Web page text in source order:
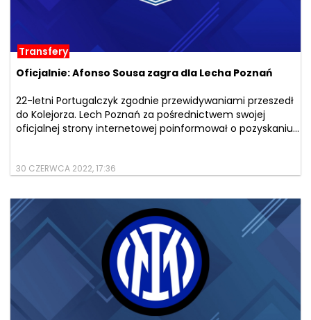
Transfery
Oficjalnie: Afonso Sousa zagra dla Lecha Poznań
22-letni Portugalczyk zgodnie przewidywaniami przeszedł
do Kolejorza. Lech Poznań za pośrednictwem swojej
oficjalnej strony internetowej poinformował o pozyskaniu...
30 CZERWCA 2022, 17:36